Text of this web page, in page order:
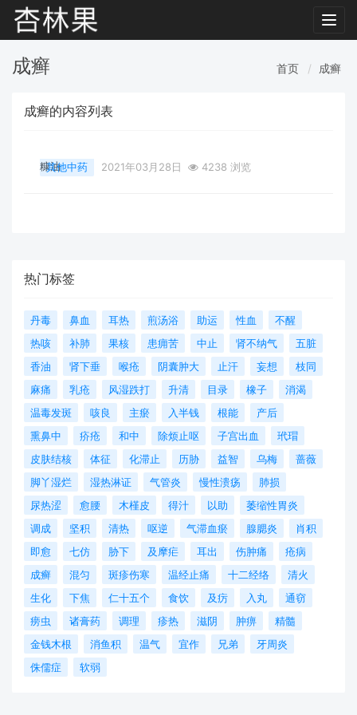
成癣 首页 成癣
成癣的内容列表
糠油
其他中药 2021年03月28日 4238 浏览
热门标签
丹毒 鼻血 耳热 煎汤浴 助运 性血
不醒
热咳
补肺 果核 患痈苦 中止 肾不纳气
五脏
香油
肾下垂 喉疮 阴囊肿大 止汗 妄想
枝同
麻痛
乳疮 风湿跌打 升清 目录 橡子
消渴
温毒发斑
咳良 主瘀 入半钱 根能
产后
熏鼻中
疥疮 和中 除烦止呕 子宫出血
玳瑁
皮肤结核
体征 化滞止 历胁 益智 乌梅
蔷薇
脚丫湿烂
湿热淋证 气管炎 慢性溃疡
肺损
尿热涩
愈腰 木槿皮 得汁 以助
萎缩性胃炎
调成
坚积 清热 呕逆 气滞血瘀 腺腮炎
肖积
即愈
七仿 胁下 及摩疟 耳出 伤肿痛
疮病
成癣
混匀 斑疹伤寒 温经止痛 十二经络
清火
生化
下焦 仁十五个 食饮 及疠 入丸
通窃
痨虫
诸膏药 调理 疹热 滋阴 肿痹
精髓
金钱木根
消鱼积 温气 宜作 兄弟
牙周炎
侏儒症
软弱